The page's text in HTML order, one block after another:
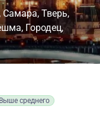
Самара Тверь
Городец
Выше среднего